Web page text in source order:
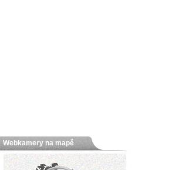
Webkamery na mapě